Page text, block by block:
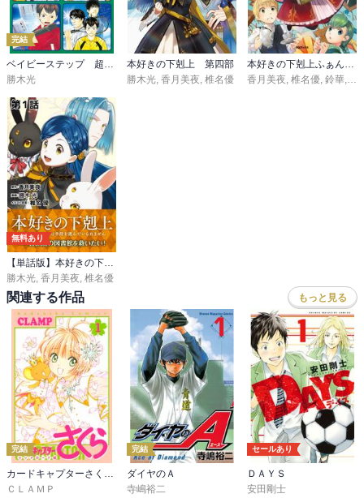
完結
ベイビーステップ 超合本版
勝木光
本好きの下剋上 第四部
勝木光, 香月美夜, 椎名優
本好きの下剋上ふぁんぶっく
香月美夜, 椎名優, 鈴華, 波
無料あり
勝木光 香月美夜 椎名優
関連する作品 もっと見る
完結
カードキャプターさくら クリアカード編
ＣＬＡＭＰ
完結
ダイヤのＡ
寺嶋裕二
セールあり
ＤＡＹＳ
安田剛士